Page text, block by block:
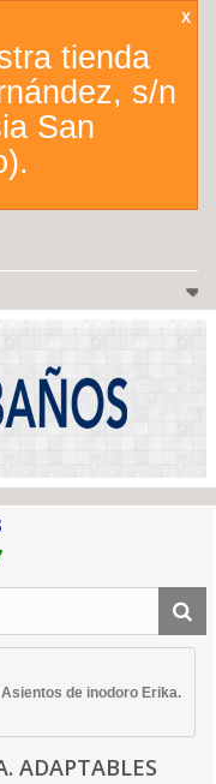
tienda
s/n
San
X
Asientos de inodoro Erika.
ADAPTABLES